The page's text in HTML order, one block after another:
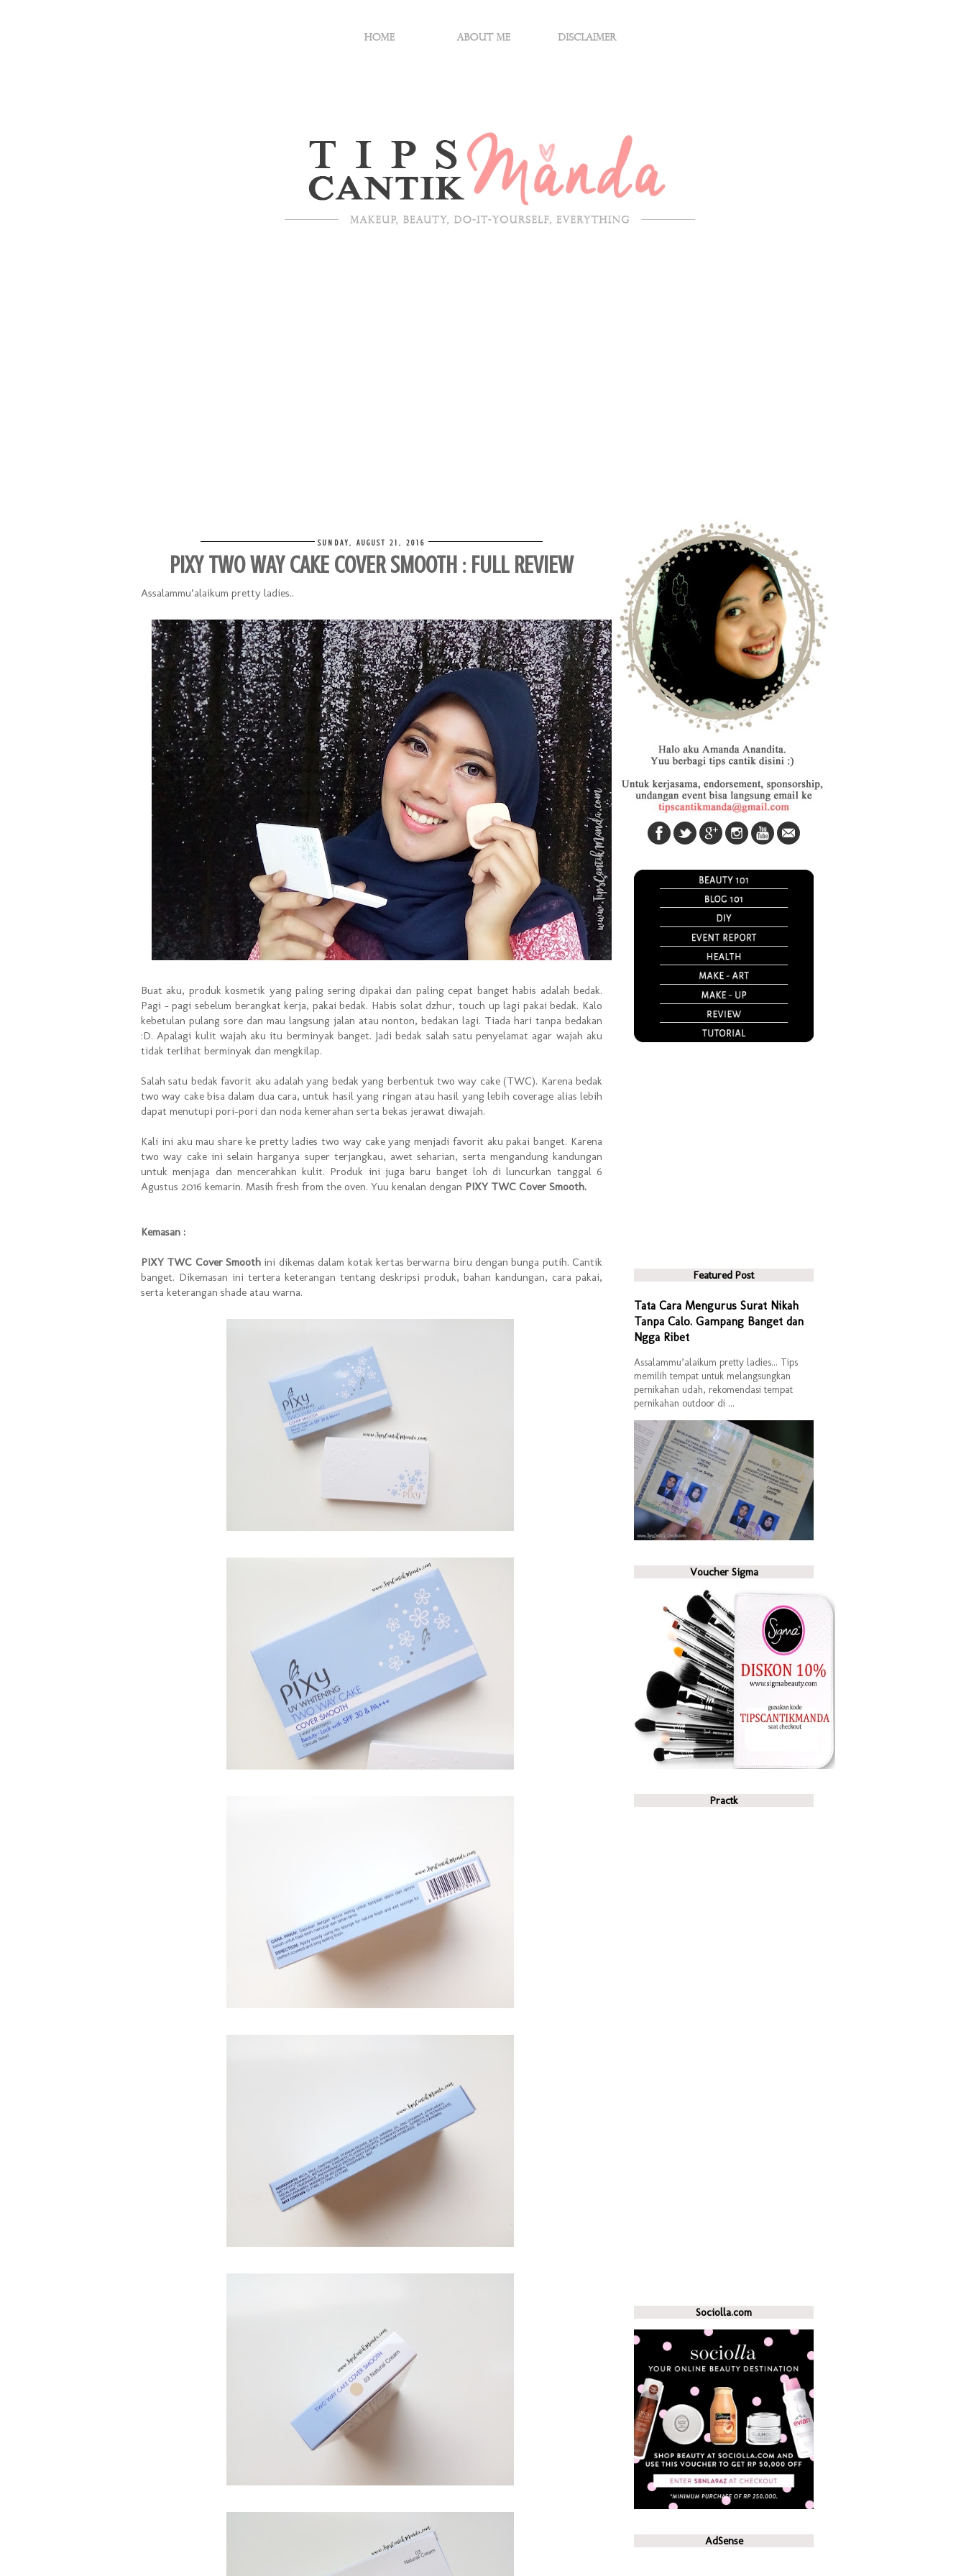
SUNDAY, AUGUST 21, 2016
PIXY TWO WAY CAKE COVER SMOOTH : FULL REVIEW
Assalammu’alaikum pretty ladies..
Buat aku, produk kosmetik yang paling sering dipakai dan paling cepat banget habis adalah bedak.
Pagi – pagi sebelum berangkat kerja, pakai bedak. Habis solat dzhur, touch up lagi pakai bedak. Kalo
kebetulan pulang sore dan mau langsung jalan atau nonton, bedakan lagi. Tiada hari tanpa bedakan
:D. Apalagi kulit wajah aku itu berminyak banget. Jadi bedak salah satu penyelamat agar wajah aku
tidak terlihat berminyak dan mengkilap.
Salah satu bedak favorit aku adalah yang bedak yang berbentuk two way cake (TWC). Karena bedak
two way cake bisa dalam dua cara, untuk hasil yang ringan atau hasil yang lebih coverage alias lebih
dapat menutupi pori-pori dan noda kemerahan serta bekas jerawat diwajah.
Kali ini aku mau share ke pretty ladies two way cake yang menjadi favorit aku pakai banget. Karena
two way cake ini selain harganya super terjangkau, awet seharian, serta mengandung kandungan
untuk menjaga dan mencerahkan kulit. Produk ini juga baru banget loh di luncurkan tanggal 6
Agustus 2016 kemarin. Masih fresh from the oven. Yuu kenalan dengan PIXY TWC Cover Smooth.
Kemasan :
PIXY TWC Cover Smooth ini dikemas dalam kotak kertas berwarna biru dengan bunga putih. Cantik
banget. Dikemasan ini tertera keterangan tentang deskripsi produk, bahan kandungan, cara pakai,
serta keterangan shade atau warna.
Featured Post
Tata Cara Mengurus Surat Nikah
Tanpa Calo. Gampang Banget dan
Ngga Ribet
Assalammu’alaikum pretty ladies... Tips
memilih tempat untuk melangsungkan
pernikahan udah, rekomendasi tempat
pernikahan outdoor di ...
Voucher Sigma
Practk
Sociolla.com
AdSense